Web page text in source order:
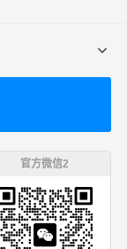
官方微信2